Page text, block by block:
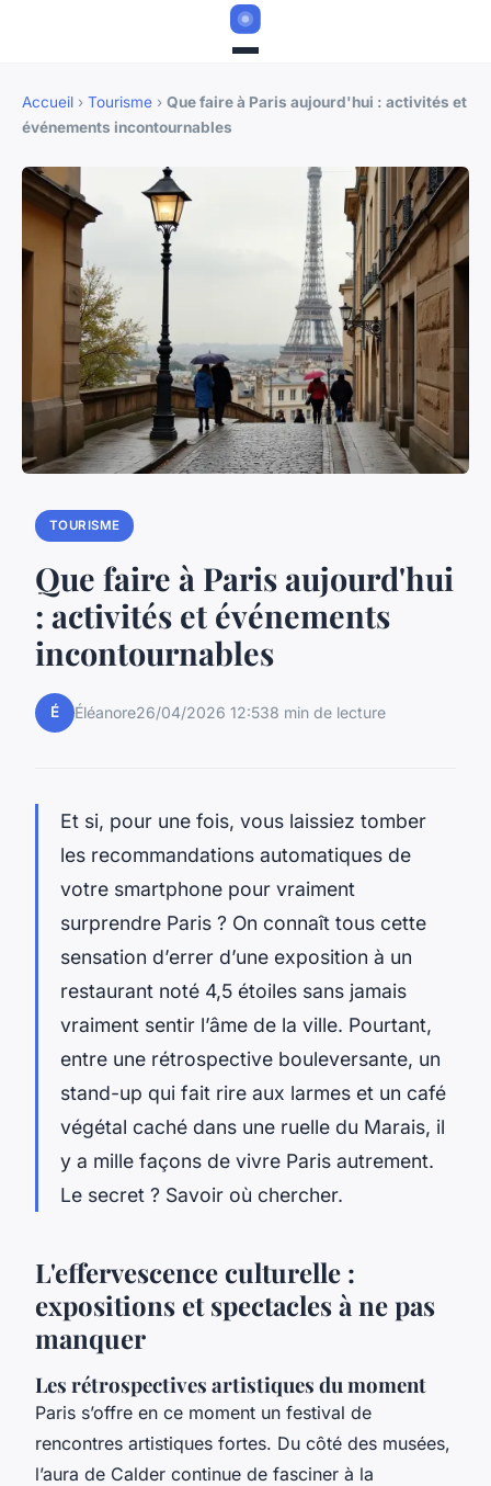
Accueil › Tourisme › Que faire à Paris aujourd'hui : activités et
événements incontournables
TOURISME
Que faire à Paris aujourd'hui
: activités et événements
incontournables
É Éléanore26/04/2026 12:538 min de lecture
Et si, pour une fois, vous laissiez tomber
les recommandations automatiques de
votre smartphone pour vraiment
surprendre Paris ? On connaît tous cette
sensation d’errer d’une exposition à un
restaurant noté 4,5 étoiles sans jamais
vraiment sentir l’âme de la ville. Pourtant,
entre une rétrospective bouleversante, un
stand-up qui fait rire aux larmes et un café
végétal caché dans une ruelle du Marais, il
y a mille façons de vivre Paris autrement.
Le secret ? Savoir où chercher.
L'effervescence culturelle :
expositions et spectacles à ne pas
manquer
Les rétrospectives artistiques du moment
Paris s’offre en ce moment un festival de
rencontres artistiques fortes. Du côté des musées,
l’aura de Calder continue de fasciner à la